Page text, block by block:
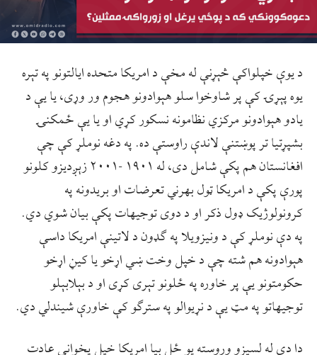
د یوې خپلواکې څېړنې له مخې د امریکا متحده ایالتونو په تېره
یوه پېړۍ کې پر شاوخوا سلو هېوادونو هجوم ور وړی، یا یې د
یادو هېوادونو مرکزي نظامونه نسکور کړي او یا یې ځمکنۍ
بشپړتیا تر پوښتنې لاندې راوستې ده. په دغه نوملړ کې چې
افغانستان هم پکې شامل دی، له ۱۹۰۱ -۲۰۰۱ زېږدیزو کلونو
پورې پکې د امریکا ټول بهرني تعرضات او بریدونه په
کرونولوژیک ډول ذکر او د دوی توجیهات پکې بیان شوي دي.
په دې نوملړ کې د ونیزویلا په ګډون د لاتینې امریکا داسې
هېوادونه هم شته چې د خپل وخت ښي اړخو یا کیڼ اړخو
حکومتونو یې پر خاوره په ځلونو تېری کړی او د بېلابېلو
توجیهاتو په مټ یې د نړیوالو په سترګو کې خاورې شیندلي دي.
دا دی له لسیزو وروسته یو ځل بیا امریکا خپل پخوانی عادت